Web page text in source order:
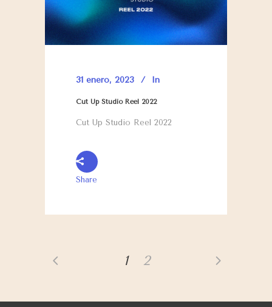
31 enero, 2023 In
Cut Up Studio Reel 2022
Cut Up Studio Reel 2022
Share
1 2